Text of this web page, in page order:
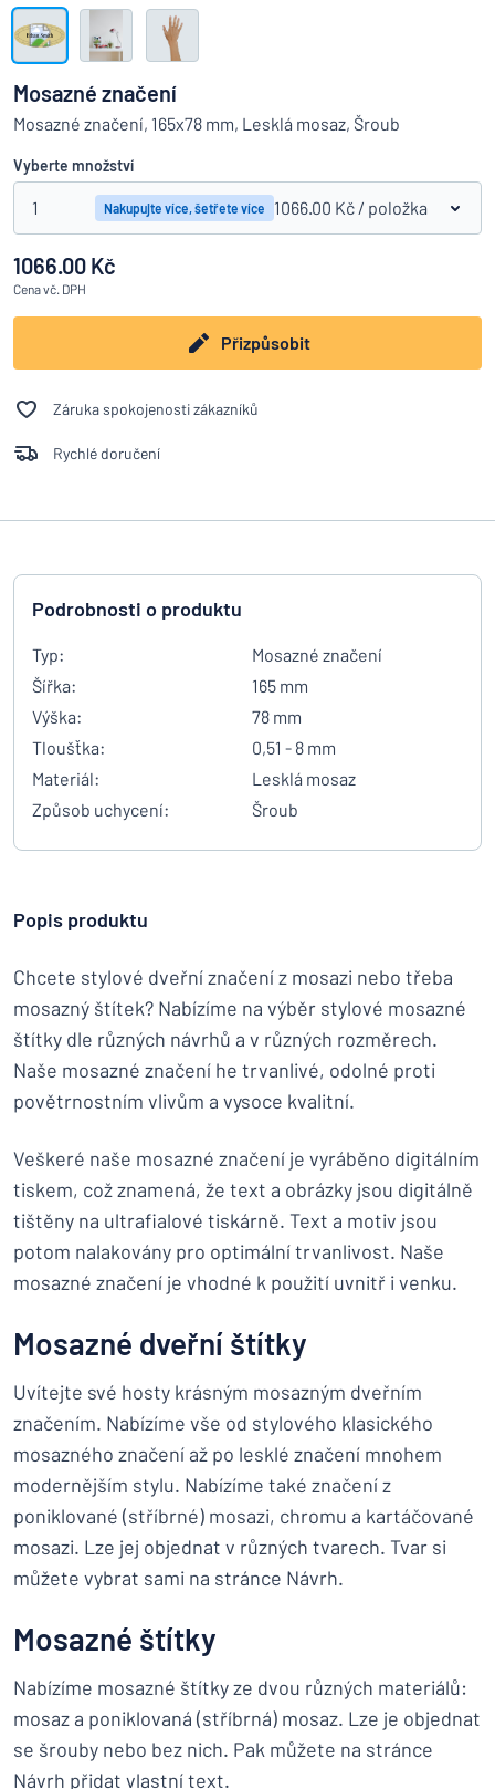
Nenacházíte, co hledáte? Začněte navrhovat
Zobrazit všechny kategorie
Vyžádat
nabídku
Přihlášení
Služby
zákazníkům
Jednotlivec / Podnik
Mosazné značení
Mosazné značení, 165x78 mm, Lesklá mosaz, Šroub
Vyberte množství
1 Nakupujte více, šetřete více 1066.00 Kč / položka
1066.00 Kč
Cenavč. DPH
Přizpůsobit
Záruka spokojenosti zákazníků
Rychlé doručení
Podrobnosti o produktu
Typ:
Mosazné značení
Šířka:
165 mm
Výška:
78 mm
Tloušťka:
0,51 - 8 mm
Materiál:
Lesklá mosaz
Způsob uchycení:
Šroub
Popis produktu
Chcete stylové dveřní značení z mosazi nebo třeba
mosazný štítek? Nabízíme na výběr stylové mosazné
štítky dle různých návrhů a v různých rozměrech.
Naše mosazné značení he trvanlivé, odolné proti
povětrnostním vlivům a vysoce kvalitní.
Veškeré naše mosazné značení je vyráběno digitálním
tiskem, což znamená, že text a obrázky jsou digitálně
tištěny na ultrafialové tiskárně. Text a motiv jsou
potom nalakovány pro optimální trvanlivost. Naše
mosazné značení je vhodné k použití uvnitř i venku.
Mosazné dveřní štítky
Uvítejte své hosty krásným mosazným dveřním
značením. Nabízíme vše od stylového klasického
mosazného značení až po lesklé značení mnohem
modernějším stylu. Nabízíme také značení z
poniklované (stříbrné) mosazi, chromu a kartáčované
mosazi. Lze jej objednat v různých tvarech. Tvar si
můžete vybrat sami na stránce Návrh.
Mosazné štítky
Nabízíme mosazné štítky ze dvou různých materiálů:
mosaz a poniklovaná (stříbrná) mosaz. Lze je objednat
se šrouby nebo bez nich. Pak můžete na stránce
Návrh přidat vlastní text.